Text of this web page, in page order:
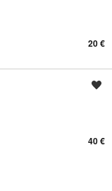
20 €
40 €